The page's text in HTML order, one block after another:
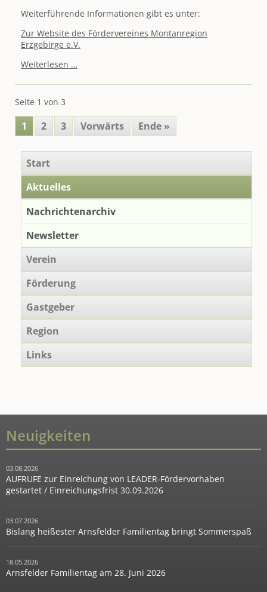
Weiterführende Informationen gibt es unter:
Zur Website des Fördervereines Montanregion
Erzgebirge e.V.
Weiterlesen …
"Berggeschrey"
entlang
des
Stollns
Seite 1 von 3
1 2 3 Vorwärts Ende »
überspringen
Start
Aktuelles
Nachrichtenarchiv
Newsletter
Verein
Förderung
Gastgeber
Region
Links
Neuigkeiten
03.08.2026
AUFRUFE zur Einreichung von LEADER-Fördervorhaben
gestartet / Einreichungsfrist 30.09.2026
03.07.2026
Bislang heißester Arnsfelder Familientag bringt Sommerspaß
18.05.2026
Arnsfelder Familientag am 28. Juni 2026